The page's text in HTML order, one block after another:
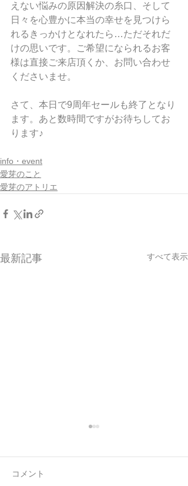
えない悩みの原因解決の糸口、そして
日々を心豊かに本当の幸せを見つけら
れるきっかけとなれたら…ただそれだ
けの思いです。ご希望になられるお客
様は直接ご来店頂くか、お問い合わせ
くださいませ。
さて、本日で9周年セールも終了となり
ます。あと数時間ですがお待ちしてお
ります♪
info・event
愛芽のこと
愛芽のアトリエ
最新記事 すべて表示
コメント